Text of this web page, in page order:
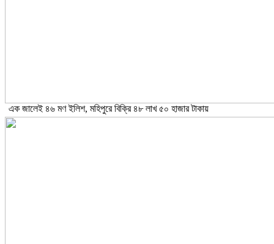
এক জালেই ৪৬ মণ ইলিশ, মহিপুরে বিক্রি ৪৮ লাখ ৫০ হাজার টাকায়